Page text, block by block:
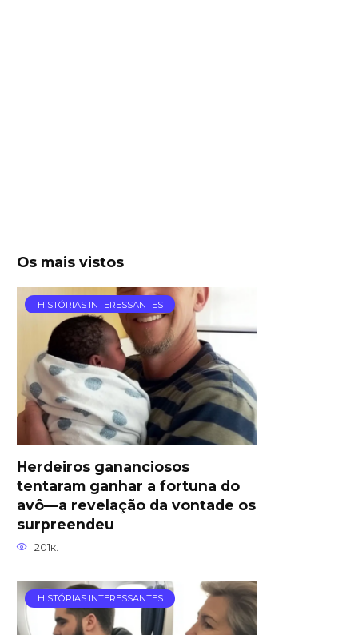
Os mais vistos
HISTÓRIAS INTERESSANTES
Herdeiros gananciosos
tentaram ganhar a fortuna do
avô—a revelação da vontade os
surpreendeu
201к.
HISTÓRIAS INTERESSANTES